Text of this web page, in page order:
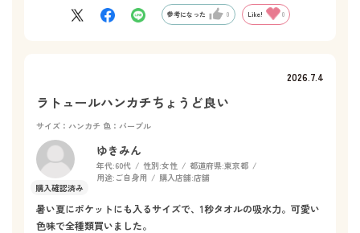
参考になった 0 Like! 0
2026.7.4
ラトュールハンカチちょうど良い
サイズ：ハンカチ 色：パープル
ゆきみん
年代:60代 性別:女性 都道府県:東京都
用途: ご自身用 購入店舗:店舗
暑い夏にポケットにも入るサイズで、1秒タオルの吸水力。可愛い
色味で全種類買いました。